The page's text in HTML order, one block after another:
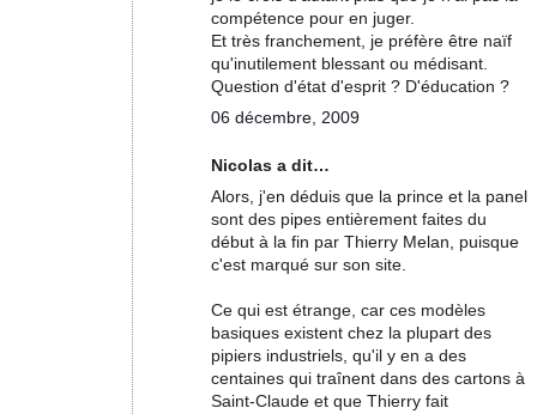
compétence pour en juger.
Et très franchement, je préfère être naïf
qu'inutilement blessant ou médisant.
Question d'état d'esprit ? D'éducation ?
06 décembre, 2009
Nicolas a dit…
Alors, j'en déduis que la prince et la panel
sont des pipes entièrement faites du
début à la fin par Thierry Melan, puisque
c'est marqué sur son site.
Ce qui est étrange, car ces modèles
basiques existent chez la plupart des
pipiers industriels, qu'il y en a des
centaines qui traînent dans des cartons à
Saint-Claude et que Thierry fait